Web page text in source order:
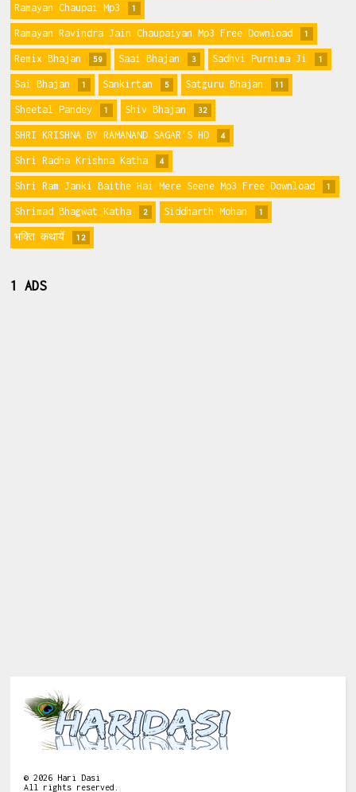
Ramayan Chaupai Mp3 1
Ramayan Ravindra Jain Chaupaiyan Mp3 Free Download 1
Remix Bhajan 59 Saai Bhajan 3 Sadhvi Purnima Ji 1
Sai Bhajan 1 Sankirtan 5 Satguru Bhajan 11
Sheetal Pandey 1 Shiv Bhajan 32
SHRI KRISHNA BY RAMANAND SAGAR'S HD 4
Shri Radha Krishna Katha 4
Shri Ram Janki Baithe Hai Mere Seene Mp3 Free Download 1
Shrimad Bhagwat Katha 2 Siddharth Mohan 1
भक्ति कथायें 12
1 ADS
©2026 Hari Dasi
All rights reserved.